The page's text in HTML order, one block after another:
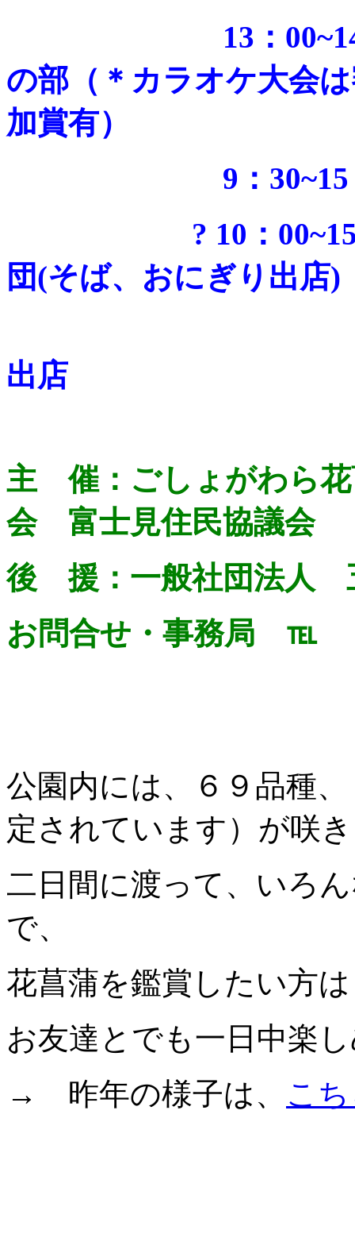
13：00~14：
の部 （＊カラオケ大会
加賞有）
9：30~15：00
? 10：00~15：
団(そば、おにぎり出店)
出店
主 催：ごしょがわら花
会 富士見住民協議会
後 援：一般社団法人
お問合せ・事務局 ℡
公園内には、６９品種
定されています）が咲
二日間に渡って、いろ
で、
花菖蒲を鑑賞したい方
お友達とでも一日中
→ 昨年の様子は、 こ